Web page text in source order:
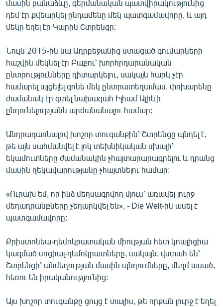
մասին բանաձևը, գերմանական պատվիրակությունից
դեմ էր քվեարկել ընդամենը մեկ պատգամավորը, և այդ
մեկը եղել էր Կարին Շտրենցը:
Նույն 2015-ին նա Ադրբեջանից ստացած գումարների
հաշվին մեկնել էր Բաքու՝ խորհրդարանական
ընտրությունները դիտարկելու, սակայն հարկ չէր
համարել այցելել գոնե մեկ ընտրատեղամաս, փոխարենը
ժամանակ էր գտել նախագահ Իլհամ Ալիևի
ընդունելությանն արժանանալու համար:
Անդրադառնալով խոշոր տուգանքին՝ Շտրենցը պնդել է,
թե այն սահմանվել է լոկ տեխնիկական սխալի՝
եկամուտները ժամանակին չհայտարարագրելու և դրանց
մասին ղեկավարությանը չհայտնելու համար:
«Ուրախ եմ, որ ինձ մեղսագրվող մյուս՝ առավել լուրջ
մեղադրանքները չեղարկվել են», - Die Welt-ին ասել է
պատգամավորը:
Քրիստոնեա-դեմոկրատական միության հետ կոալիցիա
կազմած սոցիալ-դեմոկրատները, սակայն, վստահ են՝
Շտրենցի՝ անմեղության մասին պնդումները, մեղմ ասած,
հեռու են իրականությունից:
Այս խոշոր տուգանքը ցույց է տալիս, թե որքան լուրջ է եղել